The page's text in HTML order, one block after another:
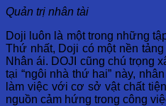
Quản trị nhân tài
Doji luôn là một trong những
Thứ nhất, Doji có một nền
Nhân ái. DOJI cũng chú trọng
tại “ngôi nhà thứ hai” này,
làm việc với cơ sở vật chất
nguồn cảm hứng trong công